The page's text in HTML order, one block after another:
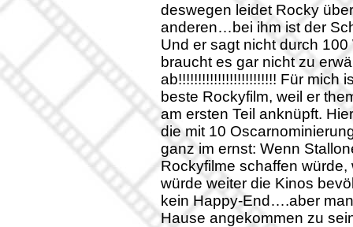
deswegen leidet Rocky
anderen…bei ihm ist der
Und er sagt nicht durch
braucht es gar nicht zu
ab!!!!!!!!!!!!!!!!!!!!!!!!! Für mich
beste Rockyfilm, weil er
am ersten Teil anknüpft.
die mit 10
ganz im ernst: Wenn
Rockyfilme schaffen
würde weiter die Kinos
kein Happy-End….aber
Hause angekommen zu